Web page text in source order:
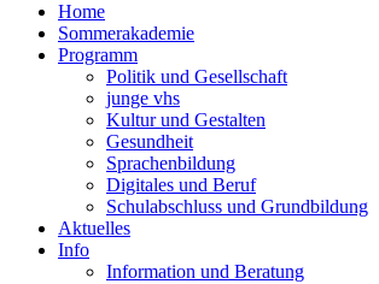
Home
Sommerakademie
Programm
Politik und Gesellschaft
junge vhs
Kultur und Gestalten
Gesundheit
Sprachenbildung
Digitales und Beruf
Schulabschluss und Grundbildung
Aktuelles
Info
Information und Beratung